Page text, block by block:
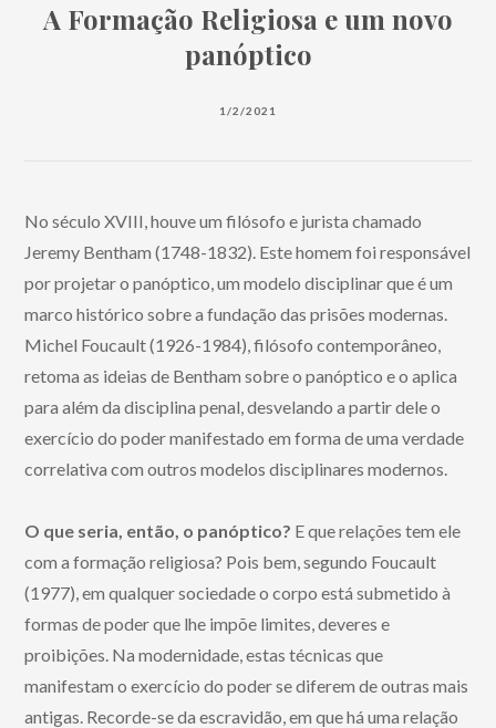
A Formação Religiosa e um novo
panóptico
1/2/2021
No século XVIII, houve um filósofo e jurista chamado
Jeremy Bentham (1748-1832). Este homem foi responsável
por projetar o panóptico, um modelo disciplinar que é um
marco histórico sobre a fundação das prisões modernas.
Michel Foucault (1926-1984), filósofo contemporâneo,
retoma as ideias de Bentham sobre o panóptico e o aplica
para além da disciplina penal, desvelando a partir dele o
exercício do poder manifestado em forma de uma verdade
correlativa com outros modelos disciplinares modernos.
O que seria, então, o panóptico? E que relações tem ele
com a formação religiosa? Pois bem, segundo Foucault
(1977), em qualquer sociedade o corpo está submetido à
formas de poder que lhe impõe limites, deveres e
proibições. Na modernidade, estas técnicas que
manifestam o exercício do poder se diferem de outras mais
antigas. Recorde-se da escravidão, em que há uma relação